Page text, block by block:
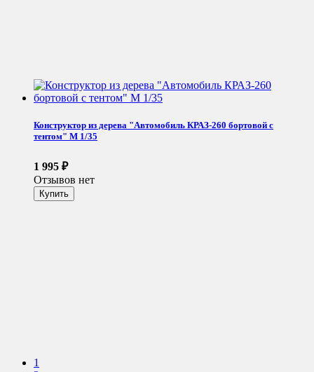
Конструктор из дерева "Автомобиль КРАЗ-260 бортовой с
тентом" М 1/35
1 995 ₽
Отзывов нет
1